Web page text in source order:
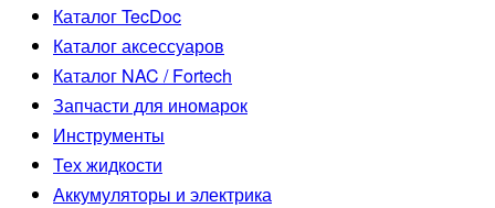
Каталог TecDoc
Каталог аксессуаров
Каталог NAC / Fortech
Запчасти для иномарок
Инструменты
Тех жидкости
Аккумуляторы и электрика